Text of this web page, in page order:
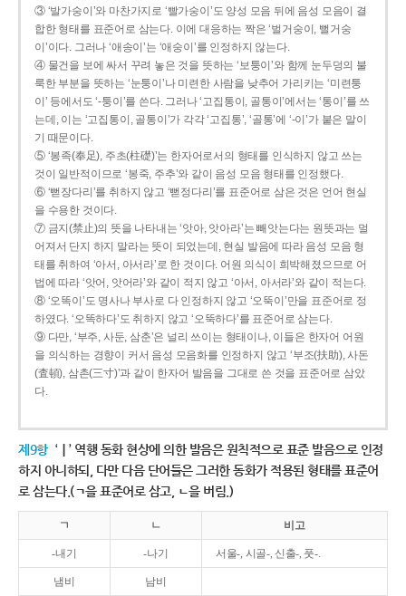
③ ‘발가숭이’와 마찬가지로 ‘빨가숭이’도 양성 모음 뒤에 음성 모음이 결
합한 형태를 표준어로 삼는다. 이에 대응하는 짝은 ‘벌거숭이, 뻘거숭
이’이다. 그러나 ‘애송이’는 ‘애숭이’를 인정하지 않는다.
④ 물건을 보에 싸서 꾸려 놓은 것을 뜻하는 ‘보퉁이’와 함께 눈두덩의 불
룩한 부분을 뜻하는 ‘눈퉁이’나 미련한 사람을 낮추어 가리키는 ‘미련퉁
이’ 등에서도 ‘-퉁이’를 쓴다. 그러나 ‘고집통이, 골통이’에서는 ‘통이’를 쓰
는데, 이는 ‘고집통이, 골통이’가 각각 ‘고집통’, ‘골통’에 ‘-이’가 붙은 말이
기 때문이다.
⑤ ‘봉족(奉足), 주초(柱礎)’는 한자어로서의 형태를 인식하지 않고 쓰는
것이 일반적이므로 ‘봉죽, 주추’와 같이 음성 모음 형태를 인정했다.
⑥ ‘뻗장다리’를 취하지 않고 ‘뻗정다리’를 표준어로 삼은 것은 언어 현실
을 수용한 것이다.
⑦ 금지(禁止)의 뜻을 나타내는 ‘앗아, 앗아라’는 빼앗는다는 원뜻과는 멀
어져서 단지 하지 말라는 뜻이 되었는데, 현실 발음에 따라 음성 모음 형
태를 취하여 ‘아서, 아서라’로 한 것이다. 어원 의식이 희박해졌으므로 어
법에 따라 ‘앗어, 앗어라’와 같이 적지 않고 ‘아서, 아서라’와 같이 적는다.
⑧ ‘오똑이’도 명사나 부사로 다 인정하지 않고 ‘오뚝이’만을 표준어로 정
하였다. ‘오똑하다’도 취하지 않고 ‘오뚝하다’를 표준어로 삼는다.
⑨ 다만, ‘부주, 사둔, 삼춘’은 널리 쓰이는 형태이나, 이들은 한자어 어원
을 의식하는 경향이 커서 음성 모음화를 인정하지 않고 ‘부조(扶助), 사돈
(査頓), 삼촌(三寸)’과 같이 한자어 발음을 그대로 쓴 것을 표준어로 삼았
다.
제9항 ‘ㅣ’ 역행 동화 현상에 의한 발음은 원칙적으로 표준 발음으로 인정
하지 아니하되, 다만 다음 단어들은 그러한 동화가 적용된 형태를 표준어
로 삼는다.(ㄱ을 표준어로 삼고, ㄴ을 버림.)
ㄱ ㄴ 비고
-내기 -나기 서울-, 시골-, 신출-, 풋-.
냄비 남비